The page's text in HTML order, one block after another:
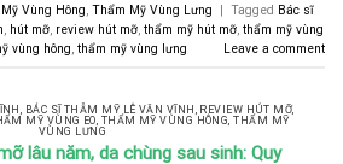
Vùng Hông Thẩm Mỹ Vùng Lưng | Tagged Bác sĩ
hút mỡ review hút mỡ thẩm mỹ hút mỡ thẩm mỹ vùng
vùng hông thẩm mỹ vùng lưng Leave a comment
BÁC SĨ THẪM MỸ LÊ VĂN VĨNH REVIEW HÚT MỠ,
MỸ VÙNG EO THẨM MỸ VÙNG HÔNG ,THẨM MỸ
VÙNG LƯNG
lâu năm, da chùng sau sinh: Quy